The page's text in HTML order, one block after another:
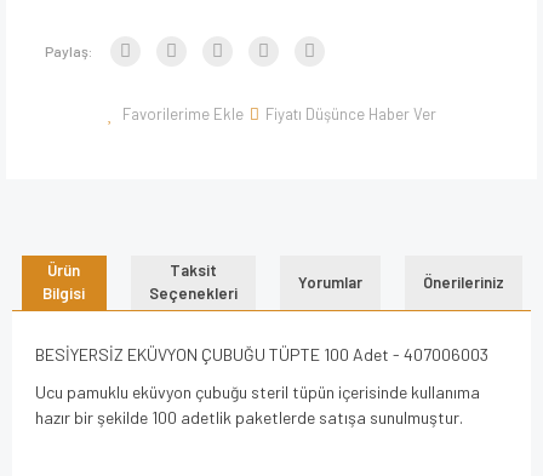
Paylaş:
Fiyatı Düşünce Haber Ver
Ürün
Bilgisi
Taksit
Seçenekleri
Yorumlar Önerileriniz
BESİYERSİZ EKÜVYON ÇUBUĞU TÜPTE 100 Adet - 407006003
Ucu pamuklu eküvyon çubuğu steril tüpün içerisinde kullanıma
hazır bir şekilde 100 adetlik paketlerde satışa sunulmuştur.